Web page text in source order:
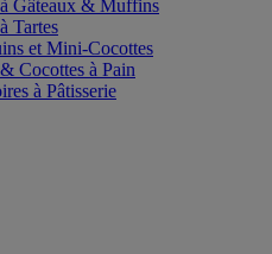
Gâteaux & Muffins
Tartes
et Mini-Cocottes
Cocottes à Pain
à Pâtisserie